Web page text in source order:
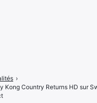
›
Kong Country Returns HD sur